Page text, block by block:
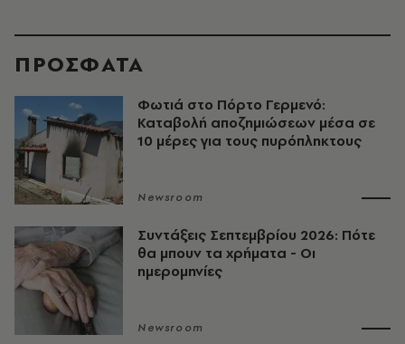
ΠΡΟΣΦΑΤΑ
Φωτιά στο Πόρτο Γερμενό:
Καταβολή αποζημιώσεων μέσα σε
10 μέρες για τους πυρόπληκτους
Newsroom
Συντάξεις Σεπτεμβρίου 2026: Πότε
θα μπουν τα χρήματα - Οι
ημερομηνίες
Newsroom